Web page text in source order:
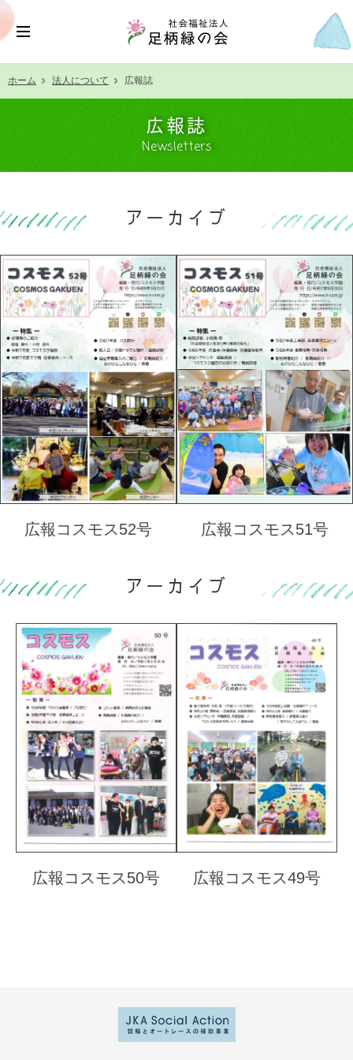
ホーム 法人について 広報誌
広報誌
Newsletters
アーカイブ
広報コスモス52号 広報コスモス51号
アーカイブ
広報コスモス50号 広報コスモス49号